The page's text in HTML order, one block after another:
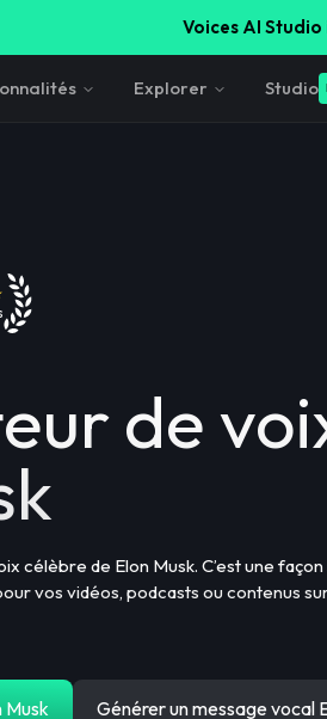
Voices AI Studio
Explorer Studio
de
célèbre de Elon Musk. C’est une
vos vidéos, podcasts ou contenus
Musk Générer un message vocal